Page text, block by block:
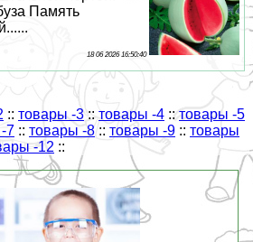
Память
18 06 2026 16:50:40
:: товары -3::товары -4 ::товары -5
7 :: товары -8 :: товары -9 :: товары
-12 ::